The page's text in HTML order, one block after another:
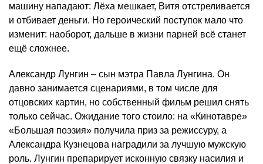
машину нападают: Лёха мешкает, Витя отстреливается
и отбивает деньги. Но героический поступок мало что
изменит: наоборот, дальше в жизни парней всё станет
ещё сложнее.
Александр Лунгин – сын мэтра Павла Лунгина. Он
давно занимается сценариями, в том числе для
отцовских картин, но собственный фильм решил снять
только сейчас. Ожидание того стоило: на «Кинотавре»
«Большая поэзия» получила приз за режиссуру, а
Александра Кузнецова наградили за лучшую мужскую
роль. Лунгин препарирует исконную связку насилия и